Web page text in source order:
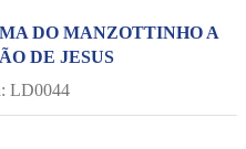
DO MANZOTTINHO A
DE JESUS
: LD0044são miguel